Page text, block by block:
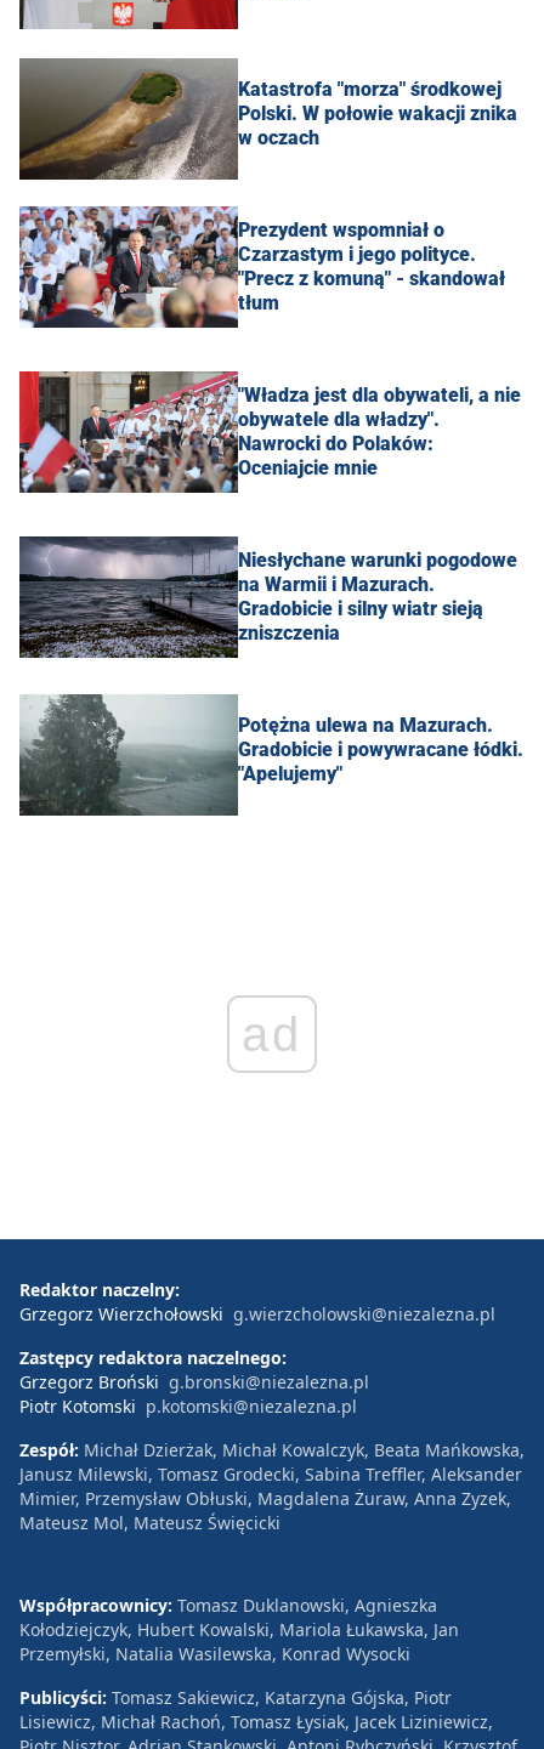
Katastrofa "morza" środkowej
Polski. W połowie wakacji znika
w oczach
Prezydent wspomniał o
Czarzastym i jego polityce.
"Precz z komuną" - skandował
tłum
"Władza jest dla obywateli, a nie
obywatele dla władzy".
Nawrocki do Polaków:
Oceniajcie mnie
Niesłychane warunki pogodowe
na Warmii i Mazurach.
Gradobicie i silny wiatr sieją
zniszczenia
Potężna ulewa na Mazurach.
Gradobicie i powywracane łódki.
"Apelujemy"
ad
Redaktor naczelny:
Grzegorz Wierzchołowski g.wierzcholowski@niezalezna.pl
Zastępcy redaktora naczelnego:
Grzegorz Broński g.bronski@niezalezna.pl
Piotr Kotomski p.kotomski@niezalezna.pl
Zespół: Michał Dzierżak, Michał Kowalczyk, Beata Mańkowska,
Janusz Milewski, Tomasz Grodecki, Sabina Treffler, Aleksander
Mimier, Przemysław Obłuski, Magdalena Żuraw, Anna Zyzek,
Mateusz Mol, Mateusz Święcicki
Współpracownicy: Tomasz Duklanowski, Agnieszka
Kołodziejczyk, Hubert Kowalski, Mariola Łukawska, Jan
Przemyłski, Natalia Wasilewska, Konrad Wysocki
Publicyści: Tomasz Sakiewicz, Katarzyna Gójska, Piotr
Lisiewicz, Michał Rachoń, Tomasz Łysiak, Jacek Liziniewicz,